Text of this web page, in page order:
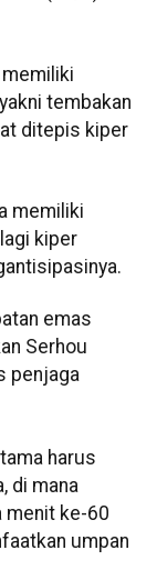
tembakan
ditepis kiper
memiliki
kiper
emas
Serhou
penjaga
harus
di mana
menit ke-60
umpan